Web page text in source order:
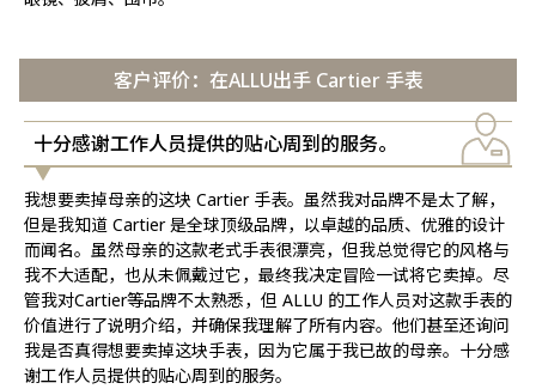
客户评价：在ALLU出手 Cartier 手表
十分感谢工作人员提供的贴心周到的服务。
我想要卖掉母亲的这块 Cartier 手表。虽然我对品牌不是太了解，
但是我知道 Cartier 是全球顶级品牌，以卓越的品质、优雅的设计
而闻名。虽然母亲的这款老式手表很漂亮，但我总觉得它的风格与
我不大适配，也从未佩戴过它，最终我决定冒险一试将它卖掉。尽
管我对Cartier等品牌不太熟悉，但 ALLU 的工作人员对这款手表的
价值进行了说明介绍，并确保我理解了所有内容。他们甚至还询问
我是否真得想要卖掉这块手表，因为它属于我已故的母亲。十分感
谢工作人员提供的贴心周到的服务。